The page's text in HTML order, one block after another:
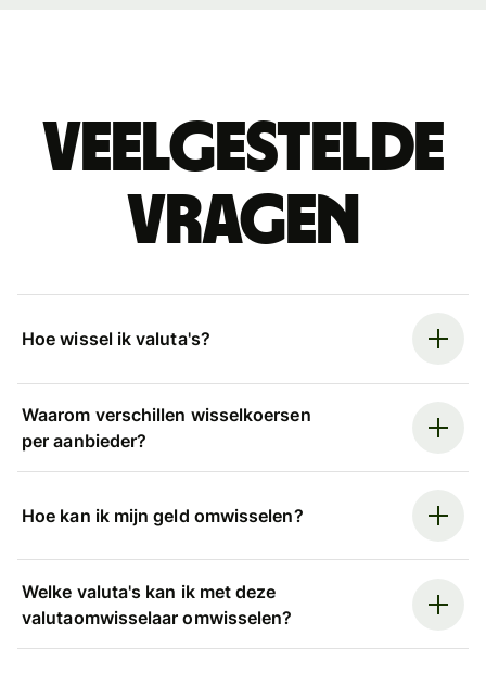
Veelgestelde
vragen
Hoe wissel ik valuta's?
Waarom verschillen wisselkoersen
per aanbieder?
Hoe kan ik mijn geld omwisselen?
Welke valuta's kan ik met deze
valutaomwisselaar omwisselen?